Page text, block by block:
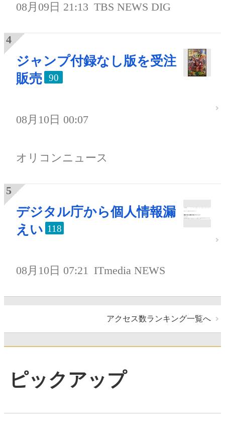
08月09日 21:13 TBS NEWS DIG
ジャンプ付録なし版を受注
販売
90
08月10日 00:07
オリコンニュース
デジタル庁から個人情報漏
えい 118
08月10日 07:21 ITmedia NEWS
アクセス数ランキング一覧へ
ピックアップ